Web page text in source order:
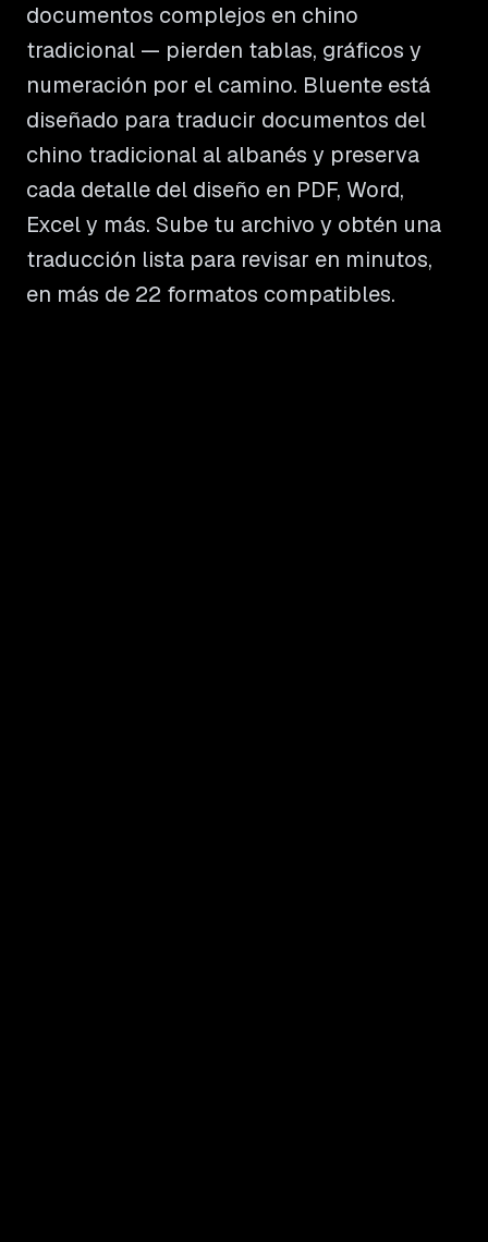
documentos complejos en chino
tradicional — pierden tablas, gráficos y
numeración por el camino. Bluente está
diseñado para traducir documentos del
chino tradicional al albanés y preserva
cada detalle del diseño en PDF, Word,
Excel y más. Sube tu archivo y obtén una
traducción lista para revisar en minutos,
en más de 22 formatos compatibles.